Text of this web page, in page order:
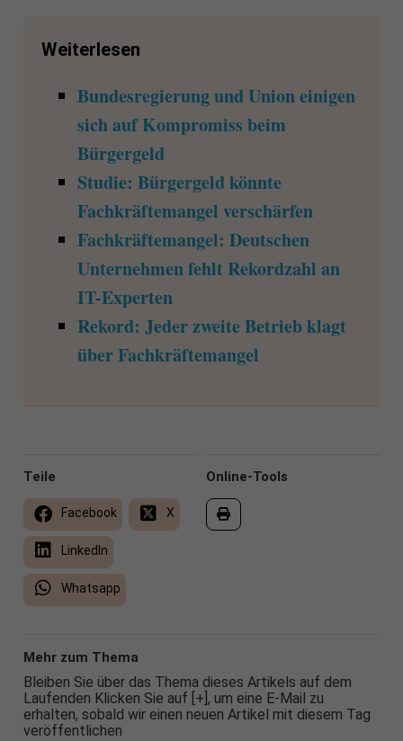
Weiterlesen
Bundesregierung und Union einigen
sich auf Kompromiss beim
Bürgergeld
Studie: Bürgergeld könnte
Fachkräftemangel verschärfen
Fachkräftemangel: Deutschen
Unternehmen fehlt Rekordzahl an
IT-Experten
Rekord: Jeder zweite Betrieb klagt
über Fachkräftemangel
Online-Tools
Teile
Facebook X
LinkedIn
Whatsapp
Mehr zum Thema
Bleiben Sie über das Thema dieses Artikels auf dem
Laufenden Klicken Sie auf [+], um eine E-Mail zu
erhalten, sobald wir einen neuen Artikel mit diesem Tag
veröffentlichen